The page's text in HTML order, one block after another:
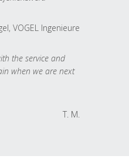
VOGEL Ingenieure
the service and
when we are next
T. M.